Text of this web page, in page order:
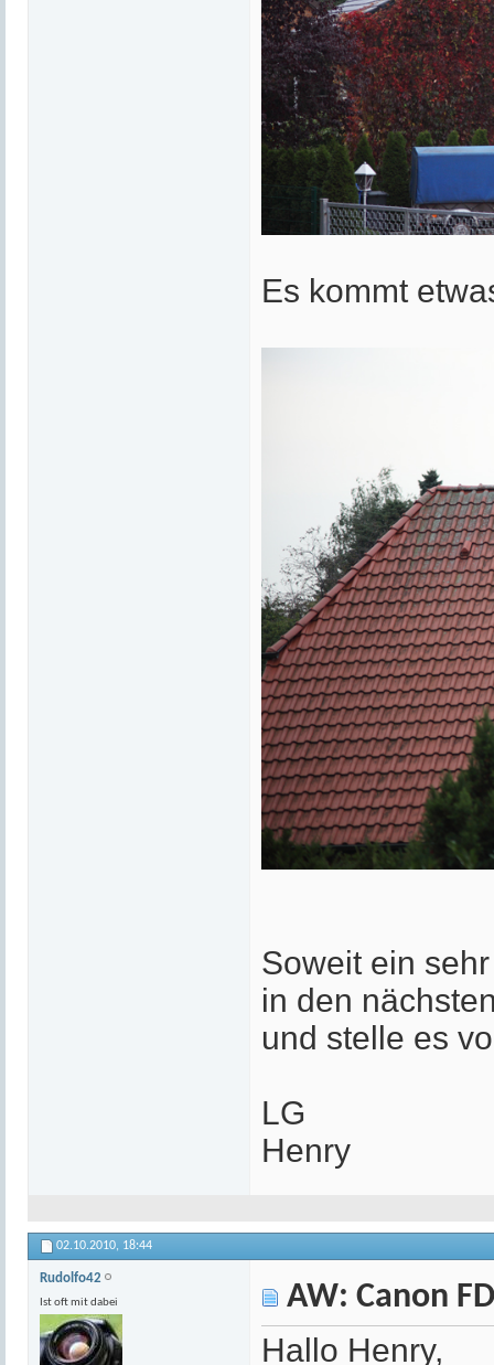
Es kommt
Soweit ein
in den
und stelle es
LG
Henry
02.10.2010, 18:44
Rudolfo42
Ist oft mit dabei AW: Canon
Hallo Henry,